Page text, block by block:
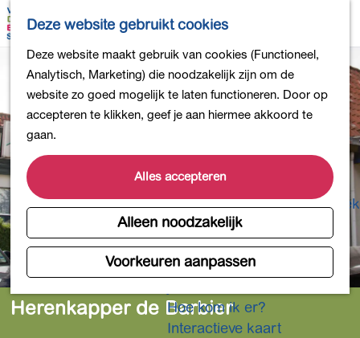
Deze website gebruikt cookies
Deze website maakt gebruik van cookies (Functioneel,
Analytisch, Marketing) die noodzakelijk zijn om de
website zo goed mogelijk te laten functioneren. Door op
accepteren te klikken, geef je aan hiermee akkoord te
gaan.
Alles accepteren
Alleen noodzakelijk
Voorkeuren aanpassen
a
a
r
d
e
h
o
m
e
K
a
r
t
Z
e
k
e
n
e
n
u
Bollen en Bloemen
Uit eten
DB4daagse - Inschrijven
Kinderactiviteiten
De natuur in
Musea en meer
Producten uit de Bollenstreek
Gezond en actief
Overnachten
Hoe kom ik er?
Interactieve kaart
Herenkapper de Barbier